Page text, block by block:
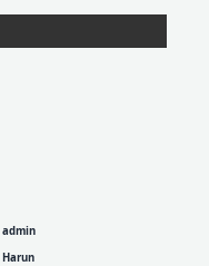
admin
Harun